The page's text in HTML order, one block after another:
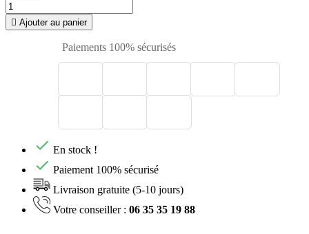
 Ajouter au panier
Paiements 100% sécurisés
En stock !
Paiement 100% sécurisé
Livraison gratuite (5-10 jours)
Votre conseiller : 06 35 35 19 88